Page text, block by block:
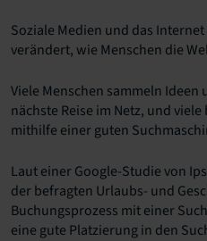
Soziale Medien und das
verändert, wie Menschen die
Viele Menschen sammeln
nächste Reise im Netz, und
mithilfe einer guten
Laut einer Google-Studie von
der befragten Urlaubs- und
Buchungsprozess mit einer
eine gute Platzierung in den